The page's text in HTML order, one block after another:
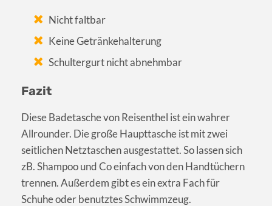
Nicht faltbar
Keine Getränkehalterung
Schultergurt nicht abnehmbar
Fazit
Diese Badetasche von Reisenthel ist ein wahrer
Allrounder. Die große Haupttasche ist mit zwei
seitlichen Netztaschen ausgestattet. So lassen sich
zB. Shampoo und Co einfach von den Handtüchern
trennen. Außerdem gibt es ein extra Fach für
Schuhe oder benutztes Schwimmzeug.